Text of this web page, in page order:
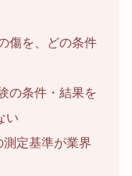
傷を、どの条件
の条件・結果を
い
定基準が業界